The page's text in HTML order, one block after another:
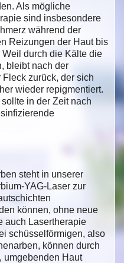
Als mögliche
sind insbesondere
während der
Reizungen der Haut bis
durch die Kälte die
bleibt nach der
zurück, der sich
wieder repigmentiert.
in der Zeit nach
steht in unserer
YAG-Laser zur
können, ohne neue
auch Lasertherapie
schüsselförmigen, also
können durch
umgebenden Haut